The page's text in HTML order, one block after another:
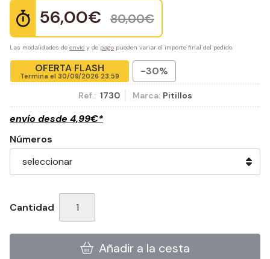
56,00€ 80,00€
Las modalidades de envío y de pago pueden variar el importe final del pedido.
OFERTA FLASH
Termina el 30/09/2026 23:59 -30%
Ref.: 1730 Marca: Pitillos
envío desde 4,99€*
Números
Cantidad
Añadir a la cesta